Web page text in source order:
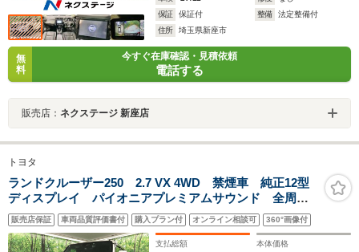
保証
保証付 整備
法定整備付
住所
埼玉県新座市
無
料
今すぐ在庫確認・見積依頼
電話する
販売店： ネクステージ 新座店
トヨタ
ランドクルーザー250 2.7 VX 4WD 禁煙車 純正12型
ディスプレイ パイオニアプレミアムサウンド 全周囲
カメラ ムーンルーフ トヨタチームメイト 丸目1眼
LEDヘッドランプ 黒革シート シートベンチレーショ
ン 純正18インチアルミ
販売店保証 車両品質評価書付 購入プラン付 オンライン相談可 360°画像付
支払総額 本体価格